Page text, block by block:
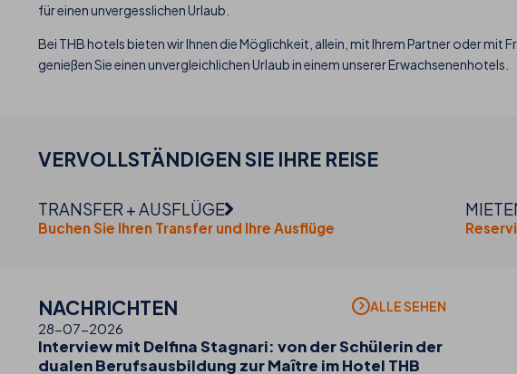
für einen unvergesslichen Urlaub.
Bei THB hotels bieten wir Ihnen die Möglichkeit, allein, mit Ihrem Partner oder mit
genießen Sie einen unvergleichlichen Urlaub in einem unserer Erwachsenenhotels.
VERVOLLSTÄNDIGEN SIE IHRE REISE
TRANSFER + AUSFLÜGE
Buchen Sie Ihren Transfer und Ihre Ausflüge
NACHRICHTEN ALLE SEHEN
28-07-2026
Interview mit Delfina Stagnari: von der Schülerin der
dualen Berufsausbildung zur Maître im Hotel THB
ihr